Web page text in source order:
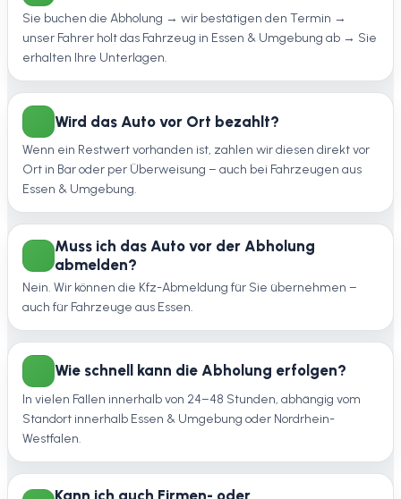
Sie buchen die Abholung → wir bestätigen den Termin →
unser Fahrer holt das Fahrzeug in Essen & Umgebung ab → Sie
erhalten Ihre Unterlagen.
Wird das Auto vor Ort bezahlt?
Wenn ein Restwert vorhanden ist, zahlen wir diesen direkt vor
Ort in Bar oder per Überweisung – auch bei Fahrzeugen aus
Essen & Umgebung.
Muss ich das Auto vor der Abholung
abmelden?
Nein. Wir können die Kfz-Abmeldung für Sie übernehmen –
auch für Fahrzeuge aus Essen.
Wie schnell kann die Abholung erfolgen?
In vielen Fällen innerhalb von 24–48 Stunden, abhängig vom
Standort innerhalb Essen & Umgebung oder Nordrhein-
Westfalen.
Kann ich auch Firmen- oder